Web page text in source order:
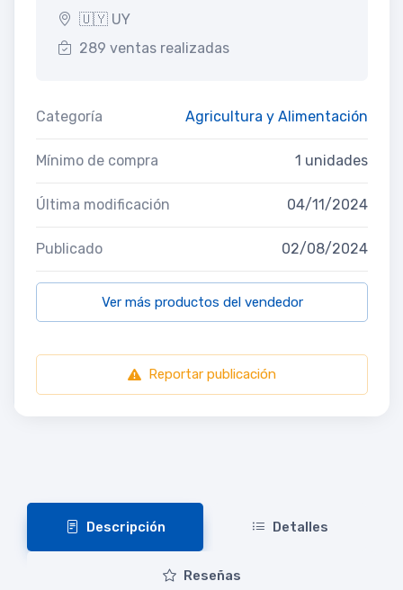
🇺🇾 UY
289 ventas realizadas
Categoría Agricultura y Alimentación
Mínimo de compra 1 unidades
Última modificación 04/11/2024
Publicado 02/08/2024
Ver más productos del vendedor
Reportar publicación
Descripción Detalles
Reseñas